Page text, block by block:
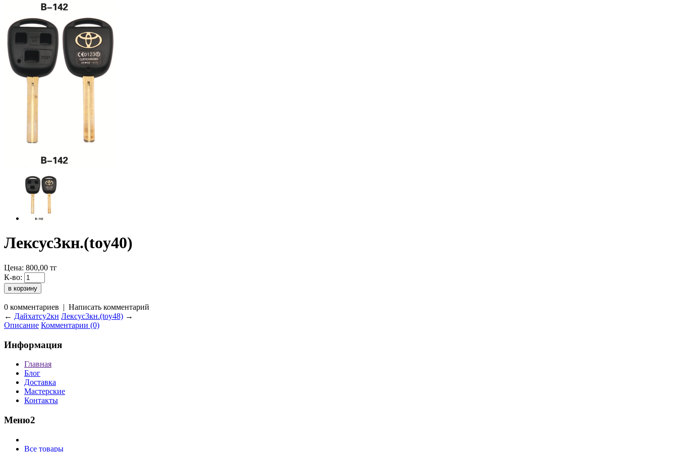
Лексус3кн.(toy40)
Цена: 800,00 тг
К-во:
0 комментариев | Написать комментарий
← Дайхатсу2кн Лексус3кн.(toy48) →
Описание Комментарии (0)
Информация
Главная
Блог
Доставка
Мастерские
Контакты
Меню2
Все товары